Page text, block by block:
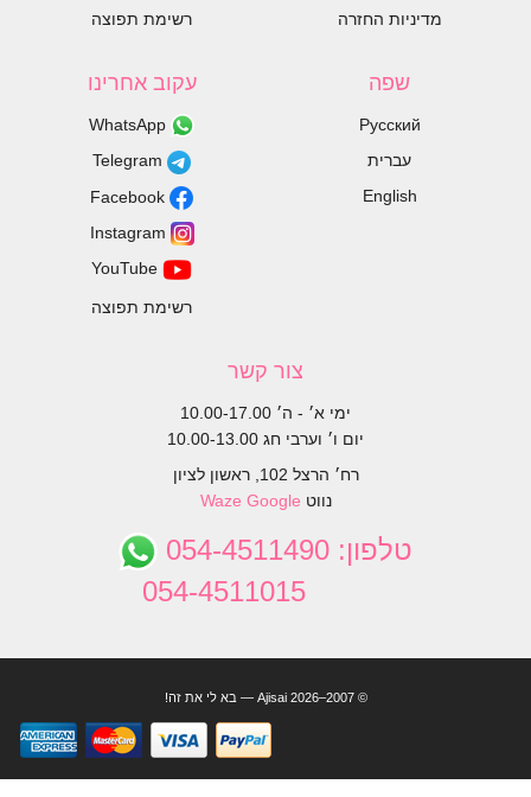
מדיניות החזרה
רשימת תפוצה
שפה
Русский
עברית
English
עקוב אחרינו
רשימת תפוצה
צור קשר
ימי א׳ - ה׳ 10.00-17.00
יום ו׳ וערבי חג 10.00-13.00
רח׳ הרצל 102, ראשון לציון
נווט
Waze Google
טלפון: 054-4511490
054-4511015
© 2007–2026 Ajisai — בא לי את זה!